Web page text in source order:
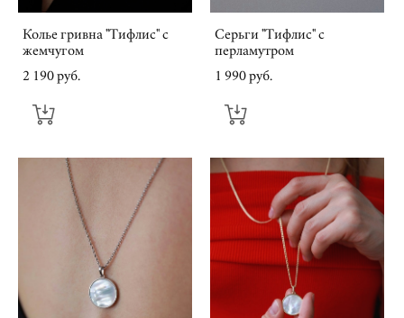
Колье гривна "Тифлис" с
жемчугом
2 190 pуб.
Серьги "Тифлис" с
перламутром
1 990 pуб.